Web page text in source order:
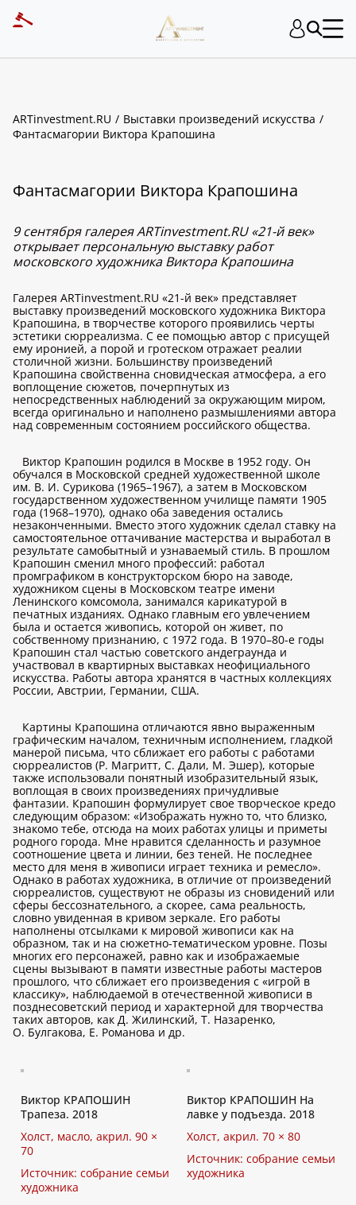
ARTinvestment.RU
Выставки произведений искусства
Фантасмагории Виктора Крапошина
Фантасмагории Виктора Крапошина
9 сентября галерея ARTinvestment.RU «21-й век»
открывает персональную выставку работ
московского художника Виктора Крапошина
Галерея ARTinvestment.RU «21-й век» представляет
выставку произведений московского художника Виктора
Крапошина, в творчестве которого проявились черты
эстетики сюрреализма. С ее помощью автор с присущей
ему иронией, а порой и гротеском отражает реалии
столичной жизни. Большинству произведений
Крапошина свойственна сновидческая атмосфера, а его
воплощение сюжетов, почерпнутых из
непосредственных наблюдений за окружающим миром,
всегда оригинально и наполнено размышлениями автора
над современным состоянием российского общества.
Виктор Крапошин родился в Москве в 1952 году. Он
обучался в Московской средней художественной школе
им. В. И. Сурикова (1965–1967), а затем в Московском
государственном художественном училище памяти 1905
года (1968–1970), однако оба заведения остались
незаконченными. Вместо этого художник сделал ставку на
самостоятельное оттачивание мастерства и выработал в
результате самобытный и узнаваемый стиль. В прошлом
Крапошин сменил много профессий: работал
промграфиком в конструкторском бюро на заводе,
художником сцены в Московском театре имени
Ленинского комсомола, занимался карикатурой в
печатных изданиях. Однако главным его увлечением
была и остается живопись, которой он живет, по
собственному признанию, с 1972 года. В 1970–80-е годы
Крапошин стал частью советского андеграунда и
участвовал в квартирных выставках неофициального
искусства. Работы автора хранятся в частных коллекциях
России, Австрии, Германии, США.
Картины Крапошина отличаются явно выраженным
графическим началом, техничным исполнением, гладкой
манерой письма, что сближает его работы с работами
сюрреалистов (Р. Магритт, С. Дали, М. Эшер), которые
также использовали понятный изобразительный язык,
воплощая в своих произведениях причудливые
фантазии. Крапошин формулирует свое творческое кредо
следующим образом: «Изображать нужно то, что близко,
знакомо тебе, отсюда на моих работах улицы и приметы
родного города. Мне нравится сделанность и разумное
соотношение цвета и линии, без теней. Не последнее
место для меня в живописи играет техника и ремесло».
Однако в работах художника, в отличие от произведений
сюрреалистов, существуют не образы из сновидений или
сферы бессознательного, а скорее, сама реальность,
словно увиденная в кривом зеркале. Его работы
наполнены отсылками к мировой живописи как на
образном, так и на сюжетно-тематическом уровне. Позы
многих его персонажей, равно как и изображаемые
сцены вызывают в памяти известные работы мастеров
прошлого, что сближает его произведения с «игрой в
классику», наблюдаемой в отечественной живописи в
позднесоветский период и характерной для творчества
таких авторов, как Д. Жилинский, Т. Назаренко,
О. Булгакова, Е. Романова и др.
Виктор КРАПОШИН
Трапеза. 2018
Холст, масло, акрил. 90 ×
70
Источник: собрание семьи
художника
Виктор КРАПОШИН На
лавке у подъезда. 2018
Холст, акрил. 70 × 80
Источник: собрание семьи
художника